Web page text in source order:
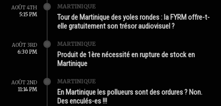
AOÛT 4TH
5:15 PM
MARTINIQUE
Tour de Martinique des yoles rondes : la FYRM offre-t-
elle gratuitement son trésor audiovisuel ?
AOÛT 3RD
6:30 PM
MARTINIQUE
Produit de 1ère nécessité en rupture de stock en
Martinique
AOÛT 2ND
11:14 PM
MARTINIQUE
En Martinique les pollueurs sont des ordures ? Non.
Des enculés-es !!!